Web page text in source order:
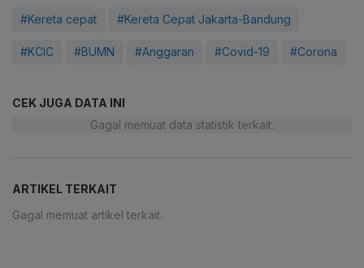
#Kereta cepat #Kereta Cepat Jakarta-Bandung
#KCIC #BUMN #Anggaran #Covid-19 #Corona
CEK JUGA DATA INI
Gagal memuat data statistik terkait.
ARTIKEL TERKAIT
Gagal memuat artikel terkait.